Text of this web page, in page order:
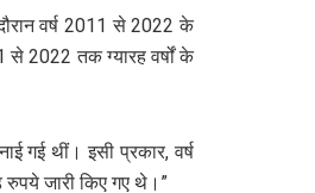
वर्ष 2011 से 2022 के
से 2022 तक ग्यारह वर्षों के
गई थीं। इसी प्रकार, वर्ष
जारी किए गए थे।”